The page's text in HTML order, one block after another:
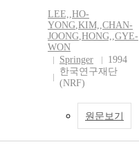
LEE,,HO-
YONG,KIM,,CHAN-
JOONG,HONG,,GYE-
WON
Springer
1994
한국연구재단
(NRF)
원문보기